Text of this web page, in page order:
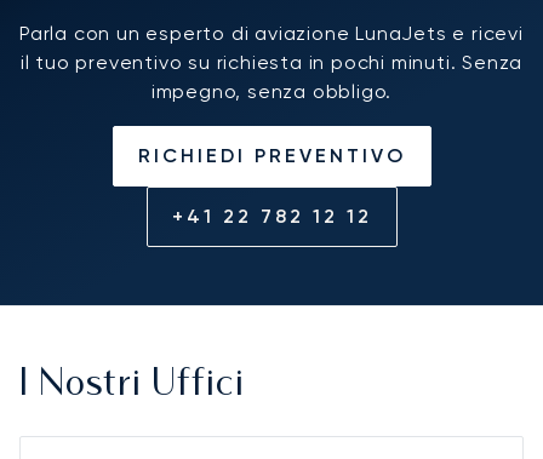
Parla con un esperto di aviazione LunaJets e ricevi
il tuo preventivo su richiesta in pochi minuti. Senza
impegno, senza obbligo.
RICHIEDI PREVENTIVO
+41 22 782 12 12
I Nostri Uffici